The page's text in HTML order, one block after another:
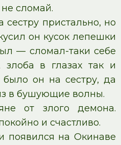
сломай.
пристально, но
он кусок лепешки
— сломал-таки себе
злоба в глазах так и
было он на сестру, да
в бушующие волны.
от злого демона.
и счастливо.
появился на Окинаве